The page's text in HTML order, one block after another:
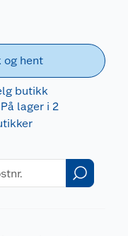
og hent
butikk
På lager i 2